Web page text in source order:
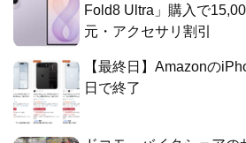
Fold8 Ultra」購入で
元・アクセサリ割引
【最終日】Amazonの
日で終了